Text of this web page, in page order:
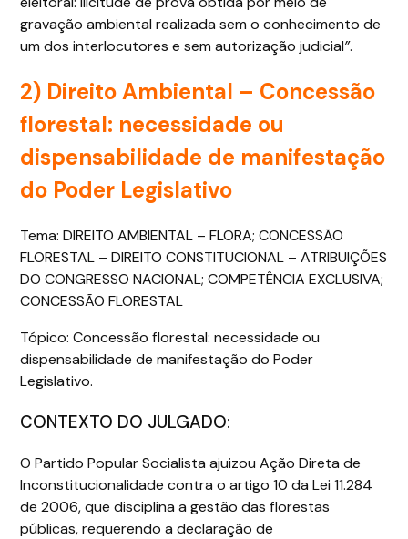
gravação ambiental realizada sem o conhecimento de
um dos interlocutores e sem autorização judicial”.
2) Direito Ambiental – Concessão
florestal: necessidade ou
dispensabilidade de manifestação
do Poder Legislativo
Tema: DIREITO AMBIENTAL – FLORA; CONCESSÃO
FLORESTAL – DIREITO CONSTITUCIONAL – ATRIBUIÇÕES
DO CONGRESSO NACIONAL; COMPETÊNCIA EXCLUSIVA;
CONCESSÃO FLORESTAL
Tópico: Concessão florestal: necessidade ou
dispensabilidade de manifestação do Poder
Legislativo.
CONTEXTO DO JULGADO:
O Partido Popular Socialista ajuizou Ação Direta de
Inconstitucionalidade contra o artigo 10 da Lei 11.284
de 2006, que disciplina a gestão das florestas
públicas, requerendo a declaração de